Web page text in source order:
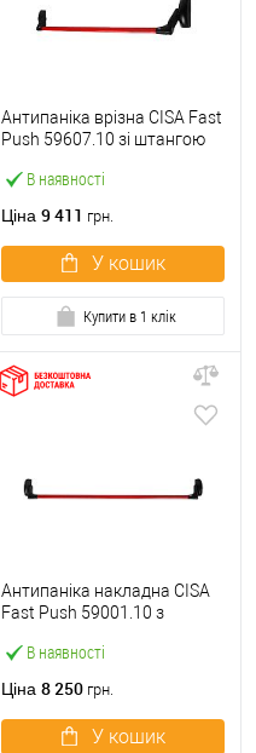
В наявності
Антипаніка врізна CISA Fast
Push 59607.10 зі штангою
Ціна 9 411 грн.
У кошик
Купити в 1 клік
В наявності
Антипаніка накладна CISA
Fast Push 59001.10 з
мм червона
Ціна 8 250 грн.
У кошик